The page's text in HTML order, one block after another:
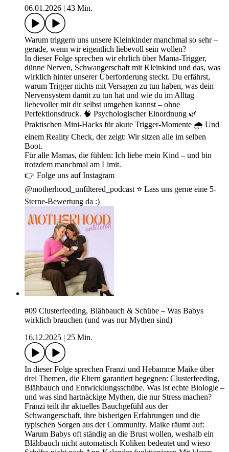
06.01.2026
43 Min.
Warum triggern uns unsere Kleinkinder manchmal so sehr –
gerade, wenn wir eigentlich liebevoll sein wollen?
In dieser Folge sprechen wir ehrlich über Mama-Trigger,
dünne Nerven, Schwangerschaft mit Kleinkind und das, was
wirklich hinter unserer Überforderung steckt. Du erfährst,
warum Trigger nichts mit Versagen zu tun haben, was dein
Nervensystem damit zu tun hat und wie du im Alltag
liebevoller mit dir selbst umgehen kannst – ohne
Perfektionsdruck. 🧠 Psychologischer Einordnung 🌿
Praktischen Mini-Hacks für akute Trigger-Momente 🌧️ Und
einem Reality Check, der zeigt: Wir sitzen alle im selben
Boot.
Für alle Mamas, die fühlen: Ich liebe mein Kind – und bin
trotzdem manchmal am Limit.
👉 Folge uns auf Instagram
@motherhood_unfiltered_podcast ⭐️ Lass uns gerne eine 5-
Sterne-Bewertung da :)
#09 Clusterfeeding, Blähbauch & Schübe – Was Babys
wirklich brauchen (und was nur Mythen sind)
16.12.2025
25 Min.
In dieser Folge sprechen Franzi und Hebamme Maike über
drei Themen, die Eltern garantiert begegnen: Clusterfeeding,
Blähbauch und Entwicklungsschübe. Was ist echte Biologie –
und was sind hartnäckige Mythen, die nur Stress machen?
Franzi teilt ihr aktuelles Bauchgefühl aus der
Schwangerschaft, ihre bisherigen Erfahrungen und die
typischen Sorgen aus der Community. Maike räumt auf:
Warum Babys oft ständig an die Brust wollen, weshalb ein
Blähbauch nicht automatisch Koliken bedeutet und wieso